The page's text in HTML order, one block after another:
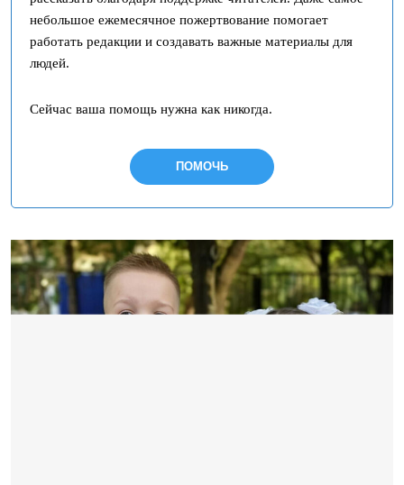
небольшое ежемесячное пожертвование помогает
работать редакции и создавать важные материалы для
людей.
Сейчас ваша помощь нужна как никогда.
ПОМОЧЬ